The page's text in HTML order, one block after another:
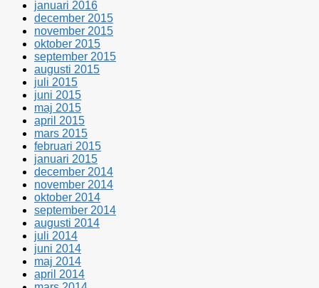
januari 2016
december 2015
november 2015
oktober 2015
september 2015
augusti 2015
juli 2015
juni 2015
maj 2015
april 2015
mars 2015
februari 2015
januari 2015
december 2014
november 2014
oktober 2014
september 2014
augusti 2014
juli 2014
juni 2014
maj 2014
april 2014